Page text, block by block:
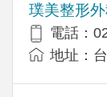
璞美整形
電話：
地址：